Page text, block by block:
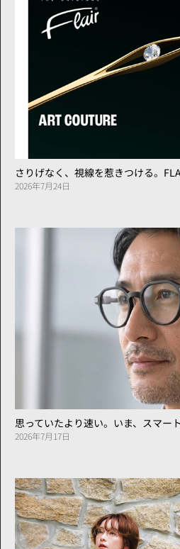
さりげなく、視線を惹きつける。
2026年7月24日
思っていたより速い。いま、スマー
2026年7月17日